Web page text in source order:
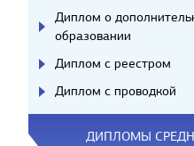
Диплом о
образовании
Диплом с реестром
Диплом с проводкой
ДИПЛОМЫ